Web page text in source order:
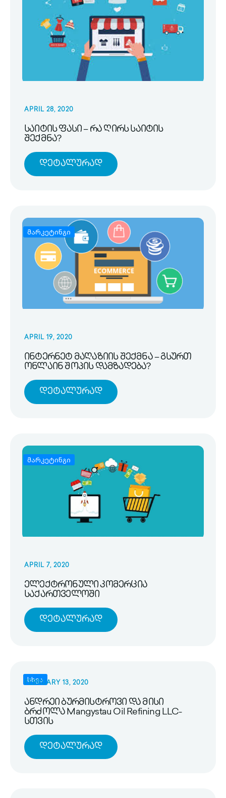
APRIL 28, 2020
საიტის ფასი – რა ღირს საიტის
შექმნა?
Დეტალურად
მარკეტინგი
APRIL 19, 2020
ინტერნეტ მაღაზიის შექმნა – გსურთ
ონლაინ შოპის დამზადება?
Დეტალურად
მარკეტინგი
APRIL 7, 2020
ელექტრონული კომერცია
საქართველოში
Დეტალურად
სხვა
FEBRUARY 13, 2020
ანდრეი ბურმისტროვი და მისი
ბრძოლა Mangystau Oil Refining LLC-
სთვის
Დეტალურად